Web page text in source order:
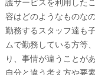
護サービスを利用した
容はどのようなものな
勤務するスタッフ達も
ムで勤務している方等
り、事情が違うことが